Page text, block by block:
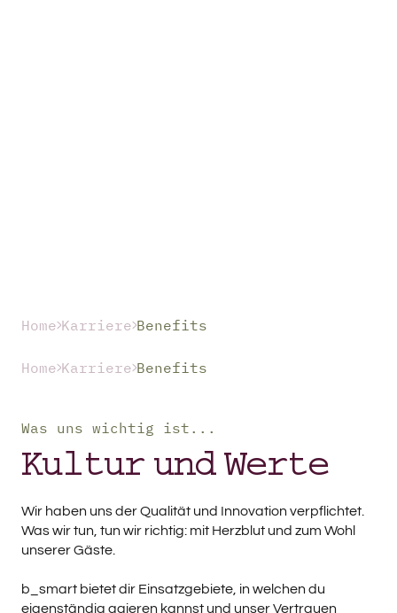
Home Karriere Benefits
Home Karriere Benefits
Was uns wichtig ist...
Kultur und Werte
Wir haben uns der Qualität und Innovation verpflichtet.
Was wir tun, tun wir richtig: mit Herzblut und zum Wohl
unserer Gäste.
b_smart bietet dir Einsatzgebiete, in welchen du
eigenständig agieren kannst und unser Vertrauen